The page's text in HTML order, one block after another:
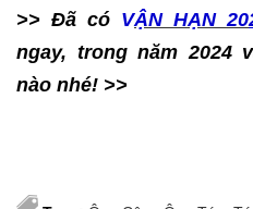
>> Đã có VẬN HẠN 20
ngay, trong năm 2024
nào nhé! >>